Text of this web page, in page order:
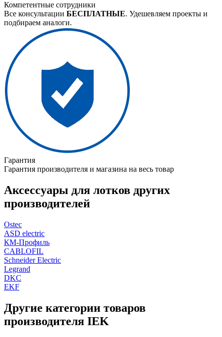
Компетентные сотрудники
Все консультации БЕСПЛАТНЫЕ. Удешевляем проекты и
подбираем аналоги.
Гарантия
Гарантия производителя и магазина на весь товар
Аксессуары для лотков других
производителей
Ostec
ASD electric
КМ-Профиль
CABLOFIL
Schneider Electric
Legrand
DKC
EKF
Другие категории товаров
производителя IEK